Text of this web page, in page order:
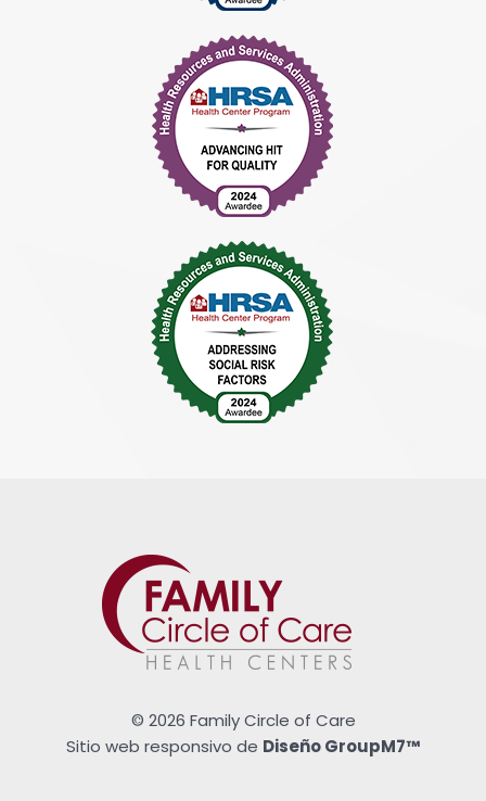
© 2026 Family Circle of Care
Sitio web responsivo de Diseño GroupM7™